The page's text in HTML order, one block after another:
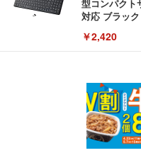
型コンパク
対応 ブラッ
￥2,420
EIZO ビジネ
EV3240X-
イト
￥105,595
ブラックニ
ラックニッ
スキー】 大
￥3,940
松阪牛 グル
誕生日プレ
食べ物 冷凍
メ 出産 男性
￥4,000